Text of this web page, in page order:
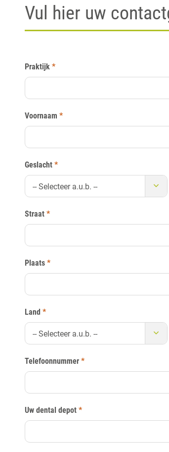
Vul hier uw
Praktijk *
Voornaam *
-- Selecteer a.u.b. --
Geslacht *
Straat *
Plaats *
-- Selecteer a.u.b. --
Land *
Telefoonnummer *
Uw dental depot *